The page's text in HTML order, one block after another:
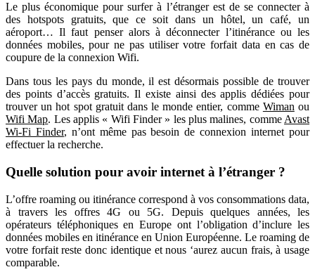
Le plus économique pour surfer à l’étranger est de se connecter à
des hotspots gratuits, que ce soit dans un hôtel, un café, un
aéroport… Il faut penser alors à déconnecter l’itinérance ou les
données mobiles, pour ne pas utiliser votre forfait data en cas de
coupure de la connexion Wifi.
Dans tous les pays du monde, il est désormais possible de trouver
des points d’accès gratuits. Il existe ainsi des applis dédiées pour
trouver un hot spot gratuit dans le monde entier, comme Wiman ou
Wifi Map. Les applis « Wifi Finder » les plus malines, comme Avast
Wi-Fi Finder, n’ont même pas besoin de connexion internet pour
effectuer la recherche.
Quelle solution pour avoir internet à l’étranger ?
L’offre roaming ou itinérance correspond à vos consommations data,
à travers les offres 4G ou 5G. Depuis quelques années, les
opérateurs téléphoniques en Europe ont l’obligation d’inclure les
données mobiles en itinérance en Union Européenne. Le roaming de
votre forfait reste donc identique et nous ‘aurez aucun frais, à usage
comparable.